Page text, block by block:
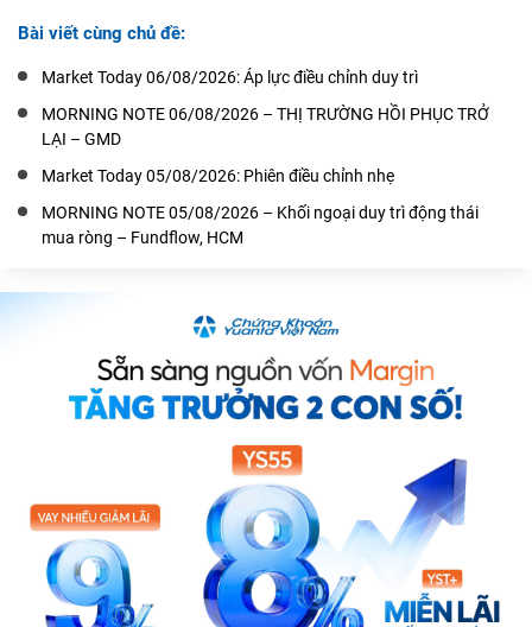
Bài viết cùng chủ đề:
Market Today 06/08/2026: Áp lực điều chỉnh duy trì
MORNING NOTE 06/08/2026 – THỊ TRƯỜNG HỒI PHỤC TRỞ
LẠI – GMD
Market Today 05/08/2026: Phiên điều chỉnh nhẹ
MORNING NOTE 05/08/2026 – Khối ngoại duy trì động thái
mua ròng – Fundflow, HCM